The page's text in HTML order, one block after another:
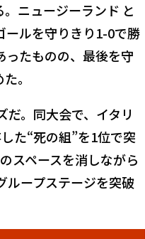
ニュージーランド と
ールを守りきり1-0で勝
たものの、最後を守
。
。同大会で、イタリ
た“死の組”を1位で突
スペースを消しながら
ループステージを突破